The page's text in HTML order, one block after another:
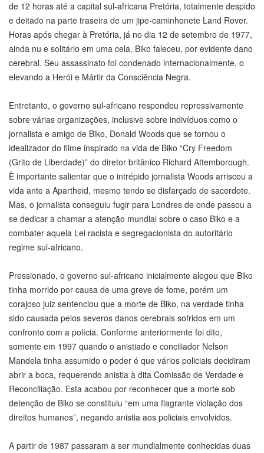
de 12 horas até a capital sul-africana Pretória, totalmente despido
e deitado na parte traseira de um jipe-caminhonete Land Rover.
Horas após chegar à Pretória, já no dia 12 de setembro de 1977,
ainda nu e solitário em uma cela, Biko faleceu, por evidente dano
cerebral. Seu assassinato foi condenado internacionalmente, o
elevando a Herói e Mártir da Consciência Negra.
Entretanto, o governo sul-africano respondeu repressivamente
sobre várias organizações, inclusive sobre indivíduos como o
jornalista e amigo de Biko, Donald Woods que se tornou o
idealizador do filme inspirado na vida de Biko “Cry Freedom
(Grito de Liberdade)” do diretor britânico Richard Attemborough.
È importante salientar que o intrépido jornalista Woods arriscou a
vida ante a Apartheid, mesmo tendo se disfarçado de sacerdote.
Mas, o jornalista conseguiu fugir para Londres de onde passou a
se dedicar a chamar a atenção mundial sobre o caso Biko e a
combater aquela Lei racista e segregacionista do autoritário
regime sul-africano.
Pressionado, o governo sul-africano inicialmente alegou que Biko
tinha morrido por causa de uma greve de fome, porém um
corajoso juiz sentenciou que a morte de Biko, na verdade tinha
sido causada pelos severos danos cerebrais sofridos em um
confronto com a polícia. Conforme anteriormente foi dito,
somente em 1997 quando o anistiado e conciliador Nelson
Mandela tinha assumido o poder é que vários policiais decidiram
abrir a boca, requerendo anistia à dita Comissão de Verdade e
Reconciliação. Esta acabou por reconhecer que a morte sob
detenção de Biko se constituiu “em uma flagrante violação dos
direitos humanos”, negando anistia aos policiais envolvidos.
A partir de 1987 passaram a ser mundialmente conhecidas duas